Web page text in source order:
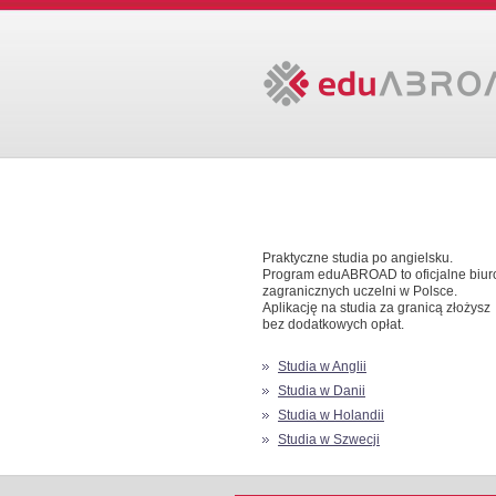
Praktyczne studia po angielsku.
Program eduABROAD to oficjalne
zagranicznych uczelni w Polsce.
Aplikację na studia za granicą złożysz
bez dodatkowych opłat.
Studia w Anglii
Studia w Danii
Studia w Holandii
Studia w Szwecji